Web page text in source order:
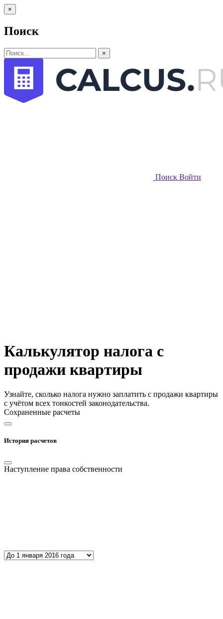
×
Поиск
×
Поиск Войти
Калькулятор налога с
продажи квартиры
Узнайте, сколько налога нужно заплатить с продажи квартиры
с учётом всех тонкостей законодательства.
Сохраненные расчеты
История расчетов
Наступление права собственности